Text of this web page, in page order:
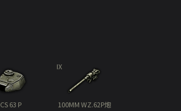
CS 63 P
IX
100MM WZ.62P炮